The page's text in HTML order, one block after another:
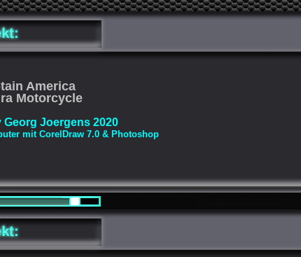
America
Motorcycle
Georg Joergens 2020
mit CorelDraw 7.0 & Photoshop